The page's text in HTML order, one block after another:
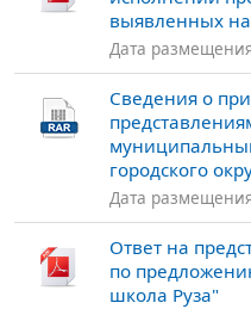
выявленных
Дата
Сведения о
городского
Дата
Ответ на
по
школа Руза"